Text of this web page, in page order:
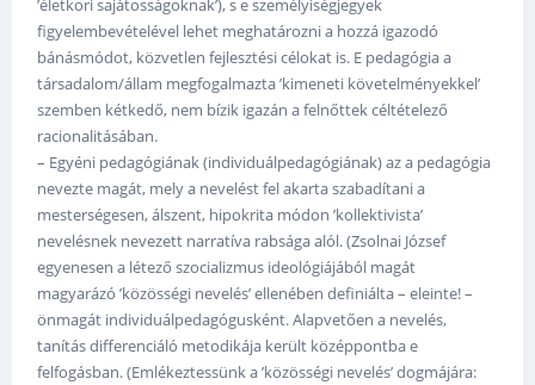
’életkori sajátosságoknak’), s e személyiségjegyek
figyelembevételével lehet meghatározni a hozzá igazodó
bánásmódot, közvetlen fejlesztési célokat is. E pedagógia a
társadalom/állam megfogalmazta ’kimeneti követelményekkel’
szemben kétkedő, nem bízik igazán a felnőttek céltételező
racionalitásában.
– Egyéni pedagógiának (individuálpedagógiának) az a pedagógia
nevezte magát, mely a nevelést fel akarta szabadítani a
mesterségesen, álszent, hipokrita módon ’kollektivista’
nevelésnek nevezett narratíva rabsága alól. (Zsolnai József
egyenesen a létező szocializmus ideológiájából magát
magyarázó ’közösségi nevelés’ ellenében definiálta – eleinte! –
önmagát individuálpedagógusként. Alapvetően a nevelés,
tanítás differenciáló metodikája került középpontba e
felfogásban. (Emlékeztessünk a ’közösségi nevelés’ dogmájára: